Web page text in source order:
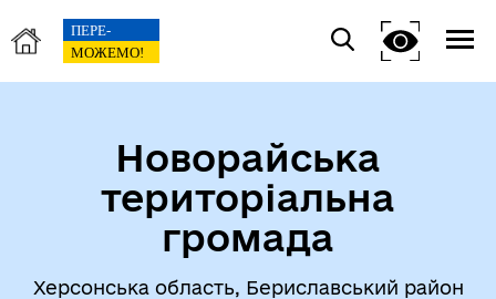
Новорайська
територіальна
громада
Херсонська область, Бериславський район